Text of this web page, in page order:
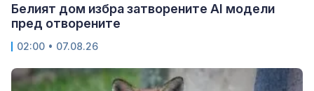
Белият дом избра затворените AI модели
пред отворените
02:00 • 07.08.26